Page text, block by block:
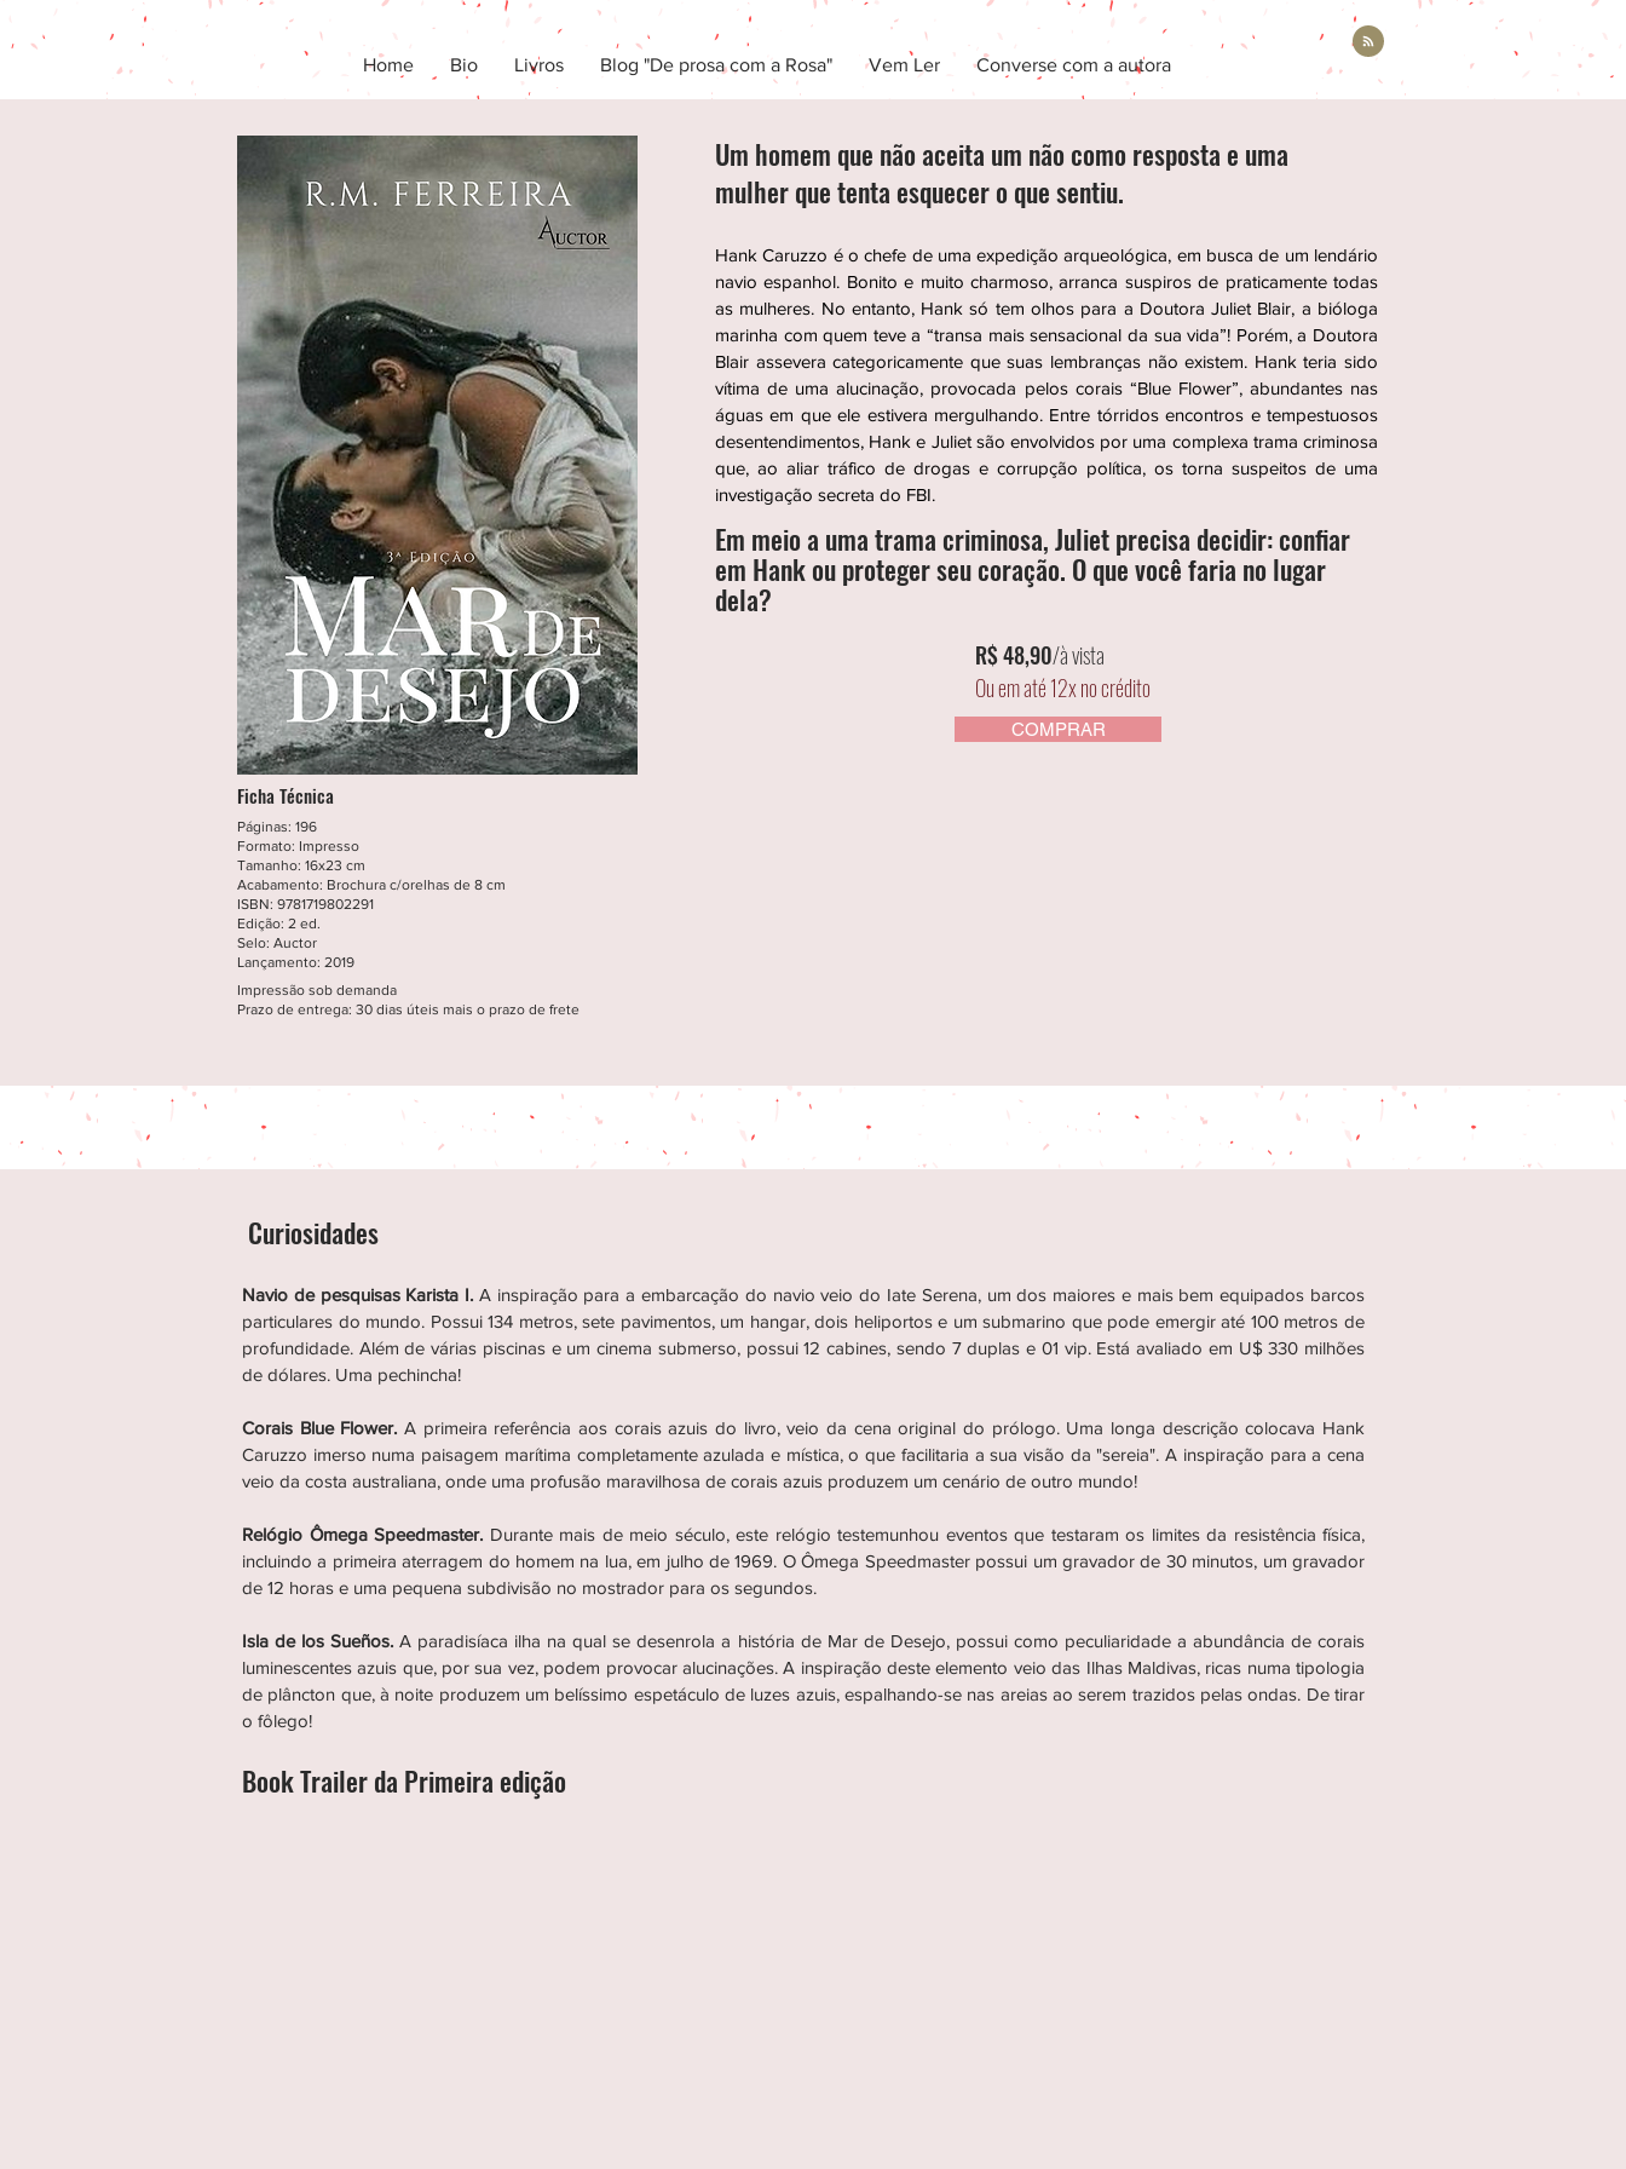
Home Bio Livros Blog "De prosa com a Rosa" Vem Ler Converse com a autora
Um homem que não aceita um não como resposta e uma
mulher que tenta esquecer o que sentiu.
Hank Caruzzo é o chefe de uma expedição arqueológica, em busca de um lendário
navio espanhol. Bonito e muito charmoso, arranca suspiros de praticamente todas
as mulheres. No entanto, Hank só tem olhos para a Doutora Juliet Blair, a bióloga
marinha com quem teve a “transa mais sensacional da sua vida”! Porém, a Doutora
Blair assevera categoricamente que suas lembranças não existem. Hank teria sido
vítima de uma alucinação, provocada pelos corais “Blue Flower”, abundantes nas
águas em que ele estivera mergulhando. Entre tórridos encontros e tempestuosos
desentendimentos, Hank e Juliet são envolvidos por uma complexa trama criminosa
que, ao aliar tráfico de drogas e corrupção política, os torna suspeitos de uma
investigação secreta do FBI.
Em meio a uma trama criminosa, Juliet precisa decidir: confiar
em Hank ou proteger seu coração. O que você faria no lugar
dela?
R$ 48,90/à vista
Ou em até 12x no crédito
COMPRAR
Ficha Técnica
Páginas: 196
Formato: Impresso
Tamanho: 16x23 cm
Acabamento: Brochura c/orelhas de 8 cm
ISBN: 9781719802291
Edição: 2 ed.
Selo: Auctor
Lançamento: 2019
Impressão sob demanda
Prazo de entrega: 30 dias úteis mais o prazo de frete
Curiosidades
Navio de pesquisas Karista I. A inspiração para a embarcação do navio veio do Iate Serena, um dos maiores e mais bem equipados barcos
particulares do mundo. Possui 134 metros, sete pavimentos, um hangar, dois heliportos e um submarino que pode emergir até 100 metros de
profundidade. Além de várias piscinas e um cinema submerso, possui 12 cabines, sendo 7 duplas e 01 vip. Está avaliado em U$ 330 milhões
de dólares. Uma pechincha!
Corais Blue Flower. A primeira referência aos corais azuis do livro, veio da cena original do prólogo. Uma longa descrição colocava Hank
Caruzzo imerso numa paisagem marítima completamente azulada e mística, o que facilitaria a sua visão da "sereia". A inspiração para a cena
veio da costa australiana, onde uma profusão maravilhosa de corais azuis produzem um cenário de outro mundo!
Relógio Ômega Speedmaster. Durante mais de meio século, este relógio testemunhou eventos que testaram os limites da resistência física,
incluindo a primeira aterragem do homem na lua, em julho de 1969. O Ômega Speedmaster possui um gravador de 30 minutos, um gravador
de 12 horas e uma pequena subdivisão no mostrador para os segundos.
Isla de los Sueños.A paradisíaca ilha na qual se desenrola a história de Mar de Desejo, possui como peculiaridade a abundância de corais
luminescentes azuis que, por sua vez, podem provocar alucinações. A inspiração deste elemento veio das Ilhas Maldivas, ricas numa tipologia
de plâncton que, à noite produzem um belíssimo espetáculo de luzes azuis, espalhando-se nas areias ao serem trazidos pelas ondas. De tirar
o fôlego!
Book Trailer da Primeira edição